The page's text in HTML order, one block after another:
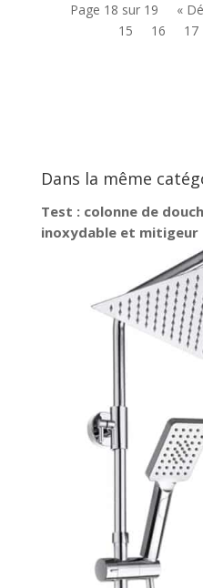
Page 18 sur 19 «
15
16 17
Dans la même
Test : colonne de
inoxydable et